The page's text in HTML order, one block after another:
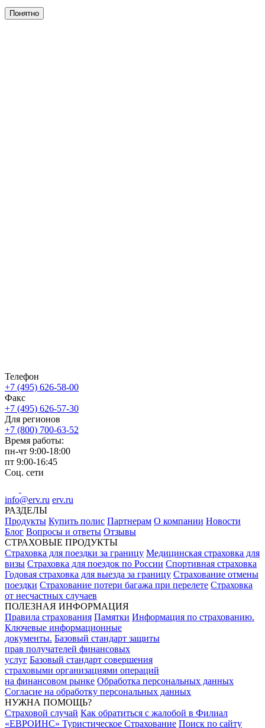
Понятно
Телефон
+7 (495) 626-58-00
Факс
+7 (495) 626-57-30
Для регионов
+7 (800) 700-63-52
Время работы:
пн-чт 9:00-18:00
пт 9:00-16:45
Соц. сети
info@erv.ru erv.ru
РАЗДЕЛЫ
Продукты Купить полис Партнерам О компании Новости
Блог Вопросы и ответы Отзывы
СТРАХОВЫЕ ПРОДУКТЫ
Страховка для поездки за границу Медицинская страховка для
визы Страховка для поездок по России Спортивная страховка
Годовая страховка для выезда за границу Страхование отмены
поездки Страхование потери багажа при перелете Страховка
от несчастных случаев
ПОЛЕЗНАЯ ИНФОРМАЦИЯ
Правила страхования Памятки Информация по страхованию.
Ключевые информационные
документы. Базовый стандарт защиты
прав получателей финансовых
услуг Базовый стандарт совершения
страховыми организациями операций
на финансовом рынке Обработка персональных данных
Согласие на обработку персональных данных
НУЖНА ПОМОЩЬ?
Страховой случай Как обратиться с жалобой в Филиал
«ЕВРОИНС» Туристическое Страхование Поиск по сайту